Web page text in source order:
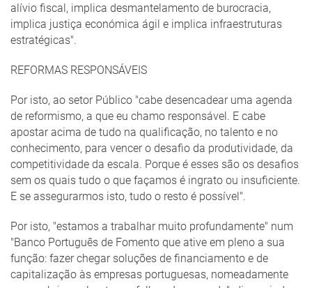
alívio fiscal, implica desmantelamento de burocracia,
implica justiça económica ágil e implica infraestruturas
estratégicas".
REFORMAS RESPONSÁVEIS
Por isto, ao setor Público "cabe desencadear uma agenda
de reformismo, a que eu chamo responsável. E cabe
apostar acima de tudo na qualificação, no talento e no
conhecimento, para vencer o desafio da produtividade, da
competitividade da escala. Porque é esses são os desafios
sem os quais tudo o que façamos é ingrato ou insuficiente.
E se assegurarmos isto, tudo o resto é possível".
Por isto, "estamos a trabalhar muito profundamente" num
"Banco Português de Fomento que ative em pleno a sua
função: fazer chegar soluções de financiamento e de
capitalização às empresas portuguesas, nomeadamente